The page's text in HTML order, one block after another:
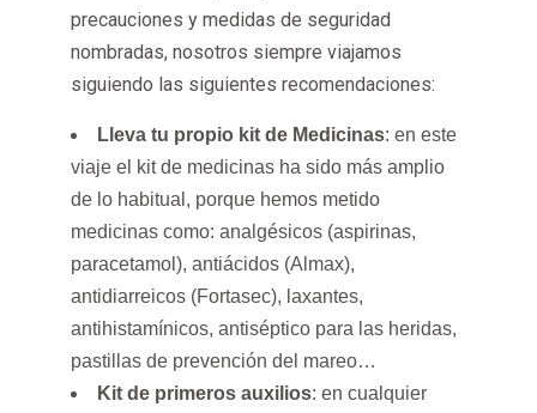
precauciones y medidas de seguridad
nombradas, nosotros siempre viajamos
siguiendo las siguientes recomendaciones:
Lleva tu propio kit de Medicinas: en este
viaje el kit de medicinas ha sido más amplio
de lo habitual, porque hemos metido
medicinas como: analgésicos (aspirinas,
paracetamol), antiácidos (Almax),
antidiarreicos (Fortasec), laxantes,
antihistamínicos, antiséptico para las heridas,
pastillas de prevención del mareo…
Kit de primeros auxilios: en cualquier